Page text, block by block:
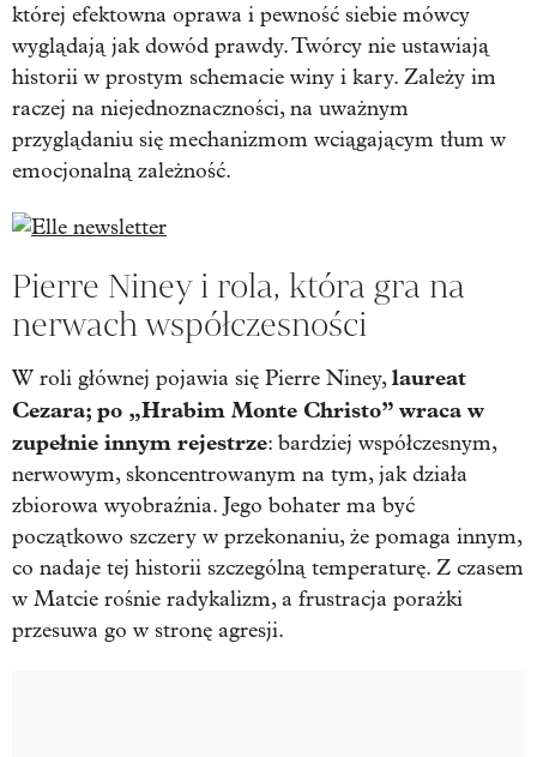
której efektowna oprawa i pewność siebie mówcy
wyglądają jak dowód prawdy. Twórcy nie ustawiają
historii w prostym schemacie winy i kary. Zależy im
raczej na niejednoznaczności, na uważnym
przyglądaniu się mechanizmom wciągającym tłum w
emocjonalną zależność.
Pierre Niney i rola, która gra na
nerwach współczesności
W roli głównej pojawia się Pierre Niney,laureat
Cezara; po „Hrabim Monte Christo” wraca w
zupełnie innym rejestrze: bardziej współczesnym,
nerwowym, skoncentrowanym na tym, jak działa
zbiorowa wyobraźnia. Jego bohater ma być
początkowo szczery w przekonaniu, że pomaga innym,
co nadaje tej historii szczególną temperaturę. Z czasem
w Matcie rośnie radykalizm, a frustracja porażki
przesuwa go w stronę agresji.